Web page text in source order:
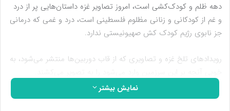
دهه ظلم و کودک‌کشی است، امروز تصاویر غزه داستان‌هایی پر از درد
و غم از کودکانی و زنانی مظلوم فلسطینی است، درد و غمی که درمانی
جز نابوی رژیم کودک کش صهیونیستی ندارد.
رویدادهای تلخ غزه و تصاویری که از قاب دوربین‌ها منتشر می‌شود، به
در اراک جمعی از هنرمندان دغدغه‌مند با تبدیل این تصاویر به
نمایش بیشتر